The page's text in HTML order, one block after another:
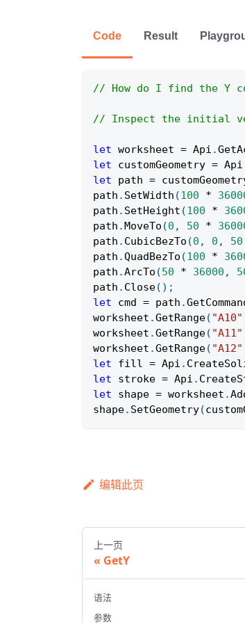
Code Result
// How do I find the Y
// Inspect the initial
let worksheet = Api .
let customGeometry = Api
let path =
path . SetWidth (100 *
path . SetHeight (100 *
path .MoveTo (0 , 50 *
path . CubicBezTo (0 , 0 , 50
path .QuadBezTo (100 *
path .ArcTo (50 * 36000 ,
path . Close( ) ;
let cmd = path .
worksheet .GetRange( "A10"
worksheet .GetRange( "A11"
worksheet .GetRange( "A12"
let fill = Api .
let stroke = Api .
let shape = worksheet .
shape. SetGeometry(
编辑此页
上一页
GetY
语法
参数